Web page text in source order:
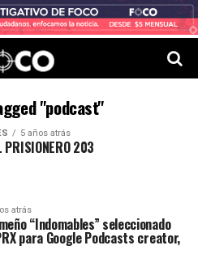
"podcast"
5 años atrás
PRISIONERO 203
atrás
“Indomables” seleccionado
para Google Podcasts creator,